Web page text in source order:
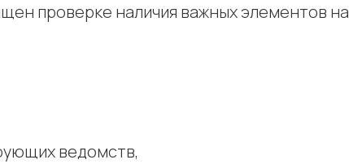
проверке наличия важных элементов на
ведомств,